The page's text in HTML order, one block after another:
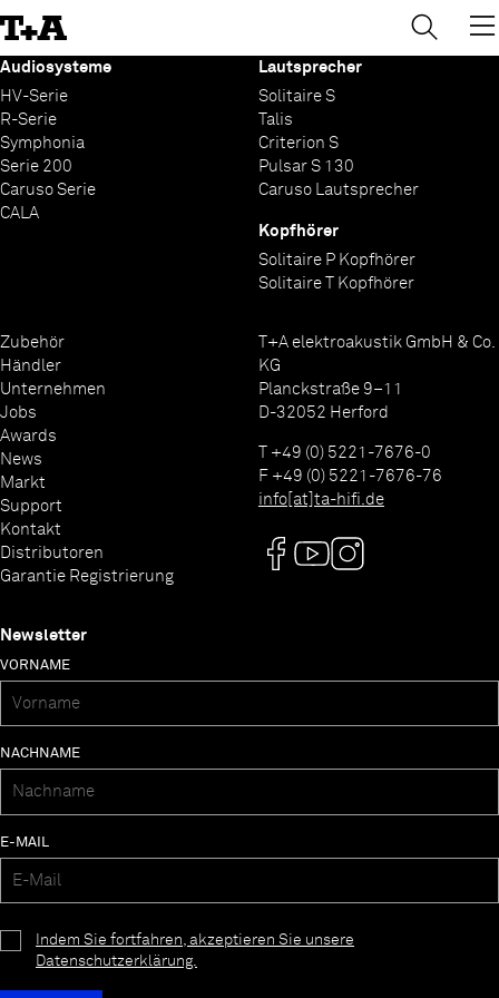
to
Content
Audiosysteme
HV-Serie
R-Serie
Symphonia
Serie 200
Caruso Serie
CALA
Lautsprecher
Solitaire S
Talis
Criterion S
Pulsar S 130
Caruso Lautsprecher
Kopfhörer
Solitaire P Kopfhörer
Solitaire T Kopfhörer
Zubehör
Händler
Unternehmen
Jobs
Awards
News
Markt
Support
Kontakt
Distributoren
Garantie Registrierung
T+A elektroakustik GmbH & Co.
KG
Planckstraße 9–11
D-32052 Herford
T +49 (0) 5221-7676-0
F +49 (0) 5221-7676-76
info[at]ta-hifi.de
Newsletter
VORNAME
NACHNAME
E-MAIL
Indem Sie fortfahren, akzeptieren Sie unsere
Datenschutzerklärung.
→ ×